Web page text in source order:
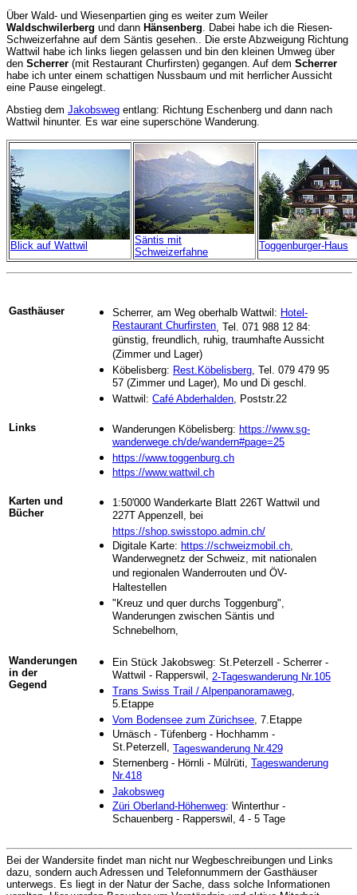
Über Wald- und Wiesenpartien ging es weiter zum Weiler
Waldschwilerberg und dann Hänsenberg . Dabei habe ich die Riesen-
Schweizerfahne auf dem Säntis gesehen.. Die erste Abzweigung Richtung
Wattwil habe ich links liegen gelassen und bin den kleinen Umweg über
den Scherrer (mit Restaurant Churfirsten) gegangen. Auf dem Scherrer
habe ich unter einem schattigen Nussbaum und mit herrlicher Aussicht
eine Pause eingelegt.
Abstieg dem Jakobsweg entlang: Richtung Eschenberg und dann nach
Wattwil hinunter. Es war eine superschöne Wanderung.
Blick auf Wattwil
Säntis mit
Schweizerfahne
Toggenburger-Haus
Gasthäuser Scherrer, am Weg oberhalb Wattwil: Hotel-
Restaurant Churfirsten, Tel. 071 988 12 84:
günstig, freundlich, ruhig, traumhafte Aussicht
(Zimmer und Lager)
Köbelisberg: Rest.Köbelisberg, Tel. 079 479 95
57 (Zimmer und Lager), Mo und Di geschl.
Wattwil: Café Abderhalden, Poststr.22
Links Wanderungen Köbelisberg: https://www.sg-
wanderwege.ch/de/wandern#page=25
https://www.toggenburg.ch
https://www.wattwil.ch
Karten und
Bücher
1:50'000 Wanderkarte Blatt 226T Wattwil und
227T Appenzell, bei
https://shop.swisstopo.admin.ch/
Digitale Karte: https://schweizmobil.ch,
Wanderwegnetz der Schweiz, mit nationalen
und regionalen Wanderrouten und ÖV-
Haltestellen
"Kreuz und quer durchs Toggenburg",
Wanderungen zwischen Säntis und
Schnebelhorn,
Wanderungen
in der
Gegend
Ein Stück Jakobsweg: St.Peterzell - Scherrer -
Wattwil - Rapperswil, 2-Tageswanderung Nr.105
Trans Swiss Trail / Alpenpanoramaweg,
5.Etappe
Vom Bodensee zum Zürichsee, 7.Etappe
Urnäsch - Tüfenberg - Hochhamm -
St.Peterzell, Tageswanderung Nr.429
Sternenberg - Hörnli - Mülrüti, Tageswanderung
Nr.418
Jakobsweg
Züri Oberland-Höhenweg: Winterthur -
Schauenberg - Rapperswil, 4 - 5 Tage
Bei der Wandersite findet man nicht nur Wegbeschreibungen und Links
dazu, sondern auch Adressen und Telefonnummern der Gasthäuser
unterwegs. Es liegt in der Natur der Sache, dass solche Informationen